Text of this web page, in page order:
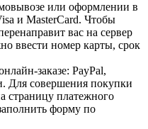
или оформлении в
и MasterCard. Чтобы
вас на сервер
ввести номер карты, срок
заказе: PayPal,
Для совершения покупки
страницу платежного
форму по